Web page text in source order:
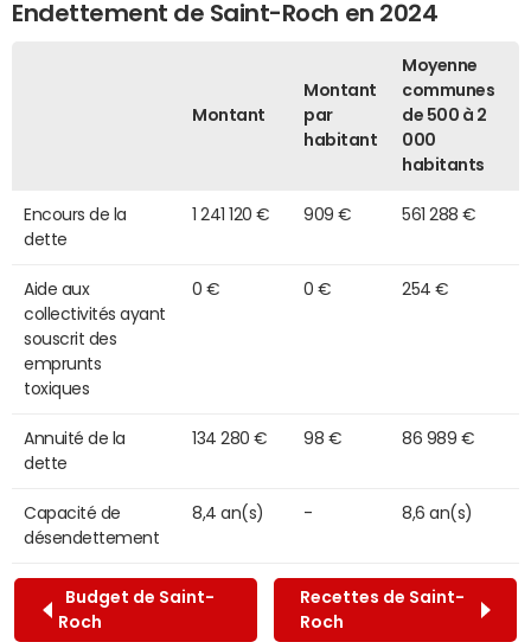
Endettement de Saint-Roch en 2024
Montant
Montant
par
habitant
Moyenne
communes
de 500 à 2
000
habitants
Encours de la
dette
1 241 120 € 909 € 561 288 €
Aide aux
collectivités ayant
souscrit des
emprunts
toxiques
0 € 0 € 254 €
Annuité de la
dette
134 280 € 98 € 86 989 €
Capacité de
désendettement
8,4 an(s) - 8,6 an(s)
Budget de Saint-
Roch
Recettes de Saint-
Roch